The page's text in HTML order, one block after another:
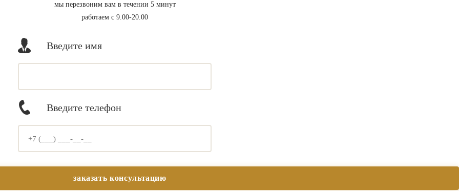
мы перезвоним вам в течении 5 минут
работаем с 9.00-20.00
Введите имя
Введите телефон